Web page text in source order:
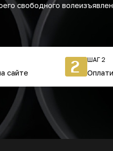
свободного
сайте 2 ШАГ 2